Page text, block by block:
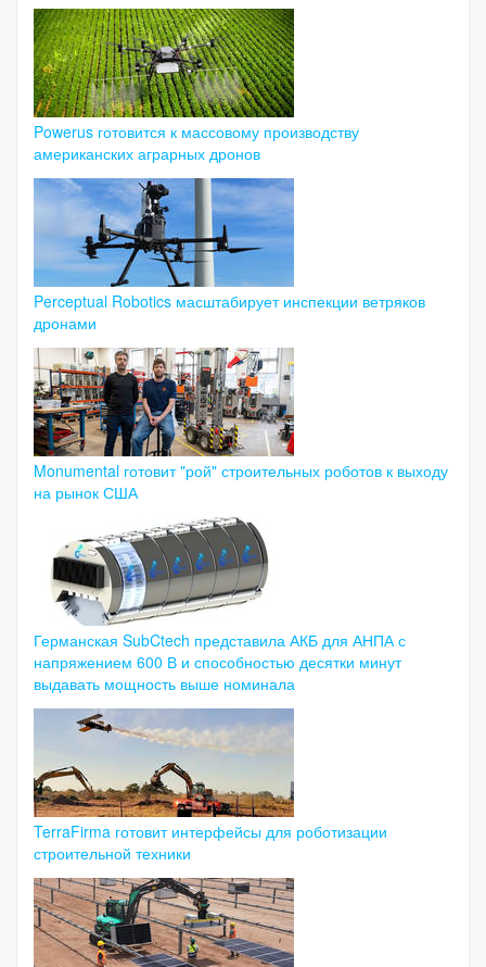
Powerus готовится к массовому производству
американских аграрных дронов
Perceptual Robotics масштабирует инспекции ветряков
дронами
Monumental готовит "рой" строительных роботов к выходу
на рынок США
Германская SubCtech представила АКБ для АНПА с
напряжением 600 В и способностью десятки минут
выдавать мощность выше номинала
TerraFirma готовит интерфейсы для роботизации
строительной техники